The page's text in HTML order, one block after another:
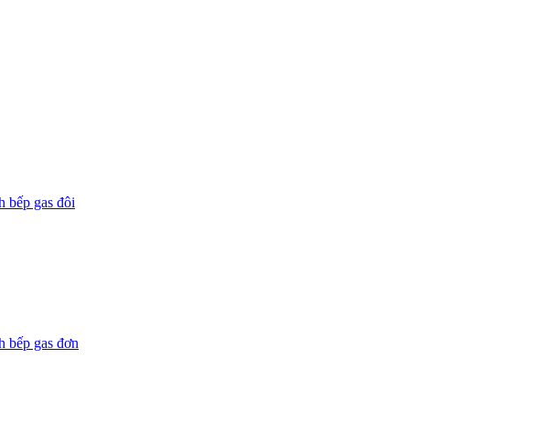
bếp gas đôi
bếp gas đơn